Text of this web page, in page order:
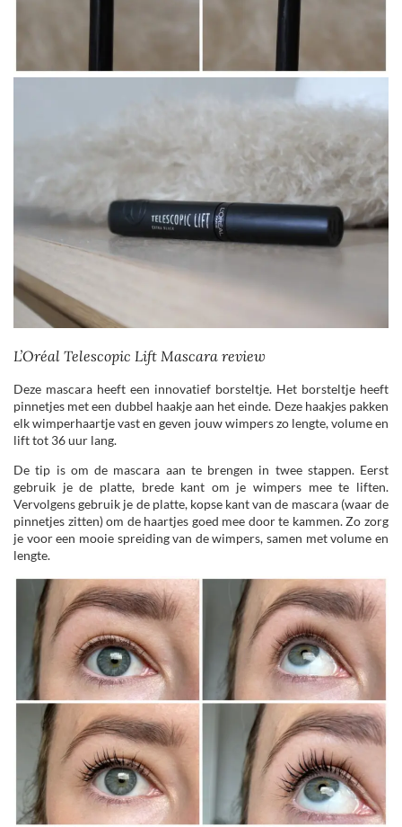
L’Oréal Telescopic Lift Mascara review
Deze mascara heeft een innovatief borsteltje. Het borsteltje heeft
pinnetjes met een dubbel haakje aan het einde. Deze haakjes pakken
elk wimperhaartje vast en geven jouw wimpers zo lengte, volume en
lift tot 36 uur lang.
De tip is om de mascara aan te brengen in twee stappen. Eerst
gebruik je de platte, brede kant om je wimpers mee te liften.
Vervolgens gebruik je de platte, kopse kant van de mascara (waar de
pinnetjes zitten) om de haartjes goed mee door te kammen. Zo zorg
je voor een mooie spreiding van de wimpers, samen met volume en
lengte.